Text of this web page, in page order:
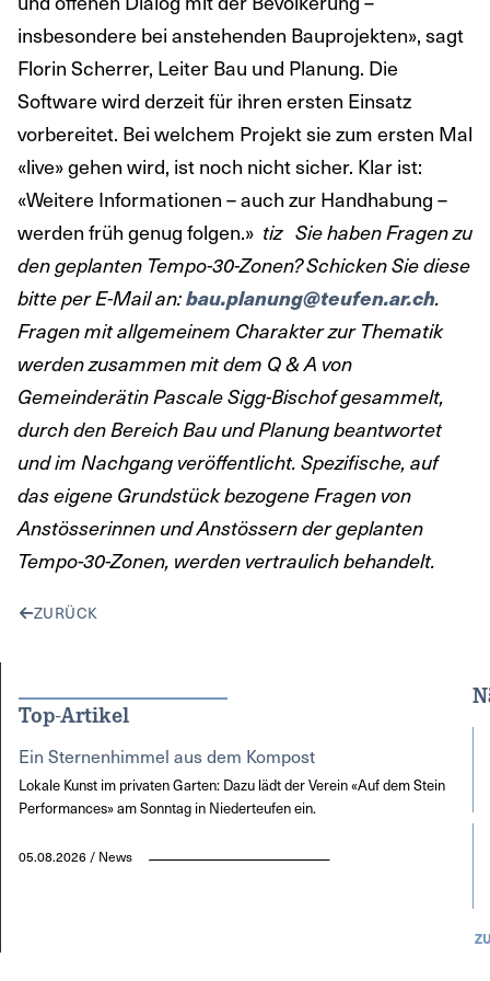
insbesondere bei anstehenden Bauprojekten», sagt
Florin Scherrer, Leiter Bau und Planung. Die
Software wird derzeit für ihren ersten Einsatz
vorbereitet. Bei welchem Projekt sie zum ersten Mal
«live» gehen wird, ist noch nicht sicher. Klar ist:
«Weitere Informationen – auch zur Handhabung –
werden früh genug folgen.» tiz Sie haben Fragen zu
den geplanten Tempo-30-Zonen? Schicken Sie diese
bitte per E-Mail an:bau.planung@teufen.ar.ch.
Fragen mit allgemeinem Charakter zur Thematik
werden zusammen mit dem Q & A von
Gemeinderätin Pascale Sigg-Bischof gesammelt,
durch den Bereich Bau und Planung beantwortet
und im Nachgang veröffentlicht. Spezifische, auf
das eigene Grundstück bezogene Fragen von
Anstösserinnen und Anstössern der geplanten
Tempo-30-Zonen, werden vertraulich behandelt.
ZURÜCK
Top-Artikel
Ein Sternenhimmel aus dem Kompost
Lokale Kunst im privaten Garten: Dazu lädt der Verein «Auf dem Stein
Performances» am Sonntag in Niederteufen ein.
05.08.2026 / News